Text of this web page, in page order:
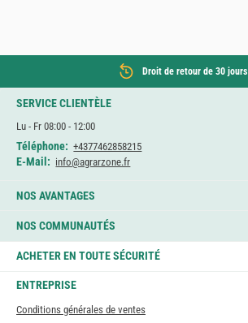
Droit de retour de 30 jours
SERVICE CLIENTÈLE
Lu - Fr 08:00 - 12:00
Téléphone: +4377462858215
E-Mail: info@agrarzone.fr
NOS AVANTAGES
NOS COMMUNAUTÉS
ACHETER EN TOUTE SÉCURITÉ
ENTREPRISE
Conditions générales de ventes